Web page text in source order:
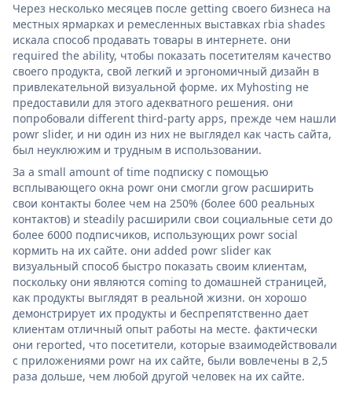
Через несколько месяцев после getting своего бизнеса на
местных ярмарках и ремесленных выставках rbia shades
искала способ продавать товары в интернете. они
required the ability, чтобы показать посетителям качество
своего продукта, свой легкий и эргономичный дизайн в
привлекательной визуальной форме. их Myhosting не
предоставили для этого адекватного решения. они
попробовали different third-party apps, прежде чем нашли
powr slider, и ни один из них не выглядел как часть сайта,
был неуклюжим и трудным в использовании.
За a small amount of time подписку с помощью
всплывающего окна powr они смогли grow расширить
свои контакты более чем на 250% (более 600 реальных
контактов) и steadily расширили свои социальные сети до
более 6000 подписчиков, использующих powr social
кормить на их сайте. они added powr slider как
визуальный способ быстро показать своим клиентам,
поскольку они являются coming to домашней страницей,
как продукты выглядят в реальной жизни. он хорошо
демонстрирует их продукты и беспрепятственно дает
клиентам отличный опыт работы на месте. фактически
они reported, что посетители, которые взаимодействовали
с приложениями powr на их сайте, были вовлечены в 2,5
раза дольше, чем любой другой человек на их сайте.